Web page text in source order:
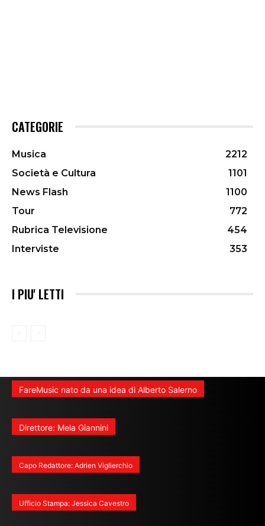
CATEGORIE
Musica
2212
Società e Cultura
1101
News Flash
1100
Tour
772
Rubrica Televisione
454
Interviste
353
I PIU' LETTI
FareMusic nato da una idea di Alberto Salerno
Direttore: Mela Giannini
Capo Redattore: Adrien Viglierchio
Ufficio Stampa: Jessica Cavestro